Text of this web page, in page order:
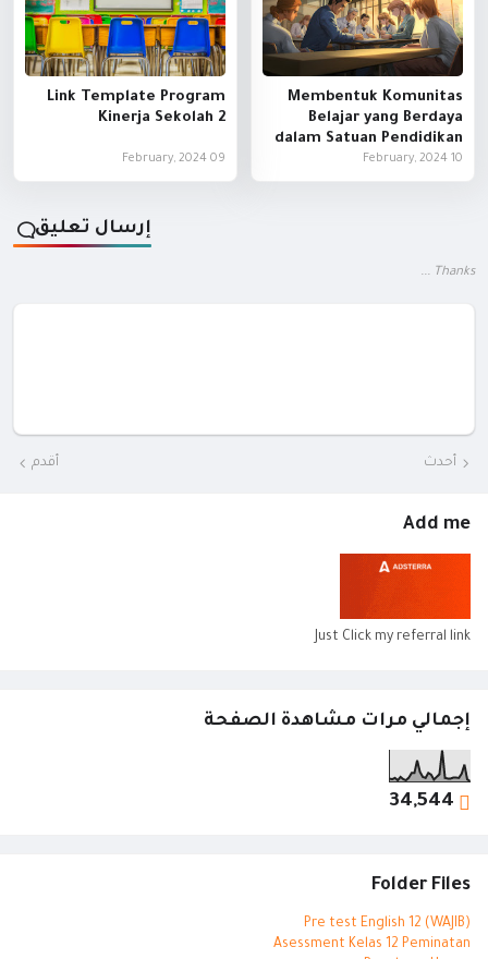
Membentuk Komunitas
Belajar yang Berdaya
dalam Satuan Pendidikan
10 February, 2024
Link Template Program
Kinerja Sekolah 2
09 February, 2024
إرسال تعليق
Thanks ...
أحدث أقدم
Add me
Just Click my referral link
إجمالي مرات مشاهدة الصفحة
34,544
Folder Files
Pre test English 12 (WAJIB)
Asessment Kelas 12 Peminatan